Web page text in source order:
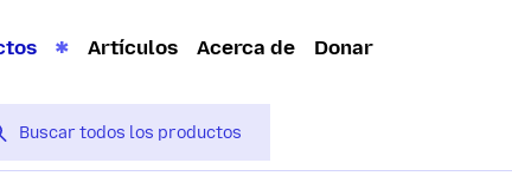
Artículos Acerca de Donar